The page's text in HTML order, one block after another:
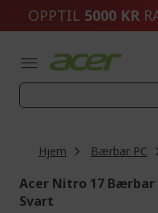
OPPTIL 5000 KR
Hjem Bærbar PC
Acer Nitro 17 Bærbar
Svart